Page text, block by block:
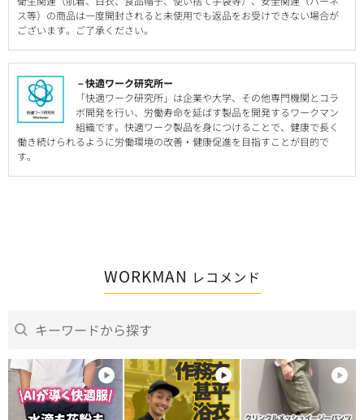
ス等）の商品は一度開封されると未使用でも返品をお受けできない場合が
ございます。ご了承ください。
－快適ワーク研究所ー
「快適ワーク研究所」は企業や大学、その他専門機関とコラ
ボ開発を行い、労働寿命を延ばす製品を開発するワークマン
組織です。快適ワーク製品を身につけることで、健康で長く
働き続けられるように労働環境の改善・健康促進を目指すことが目的で
す。
WORKMAN レコメンド